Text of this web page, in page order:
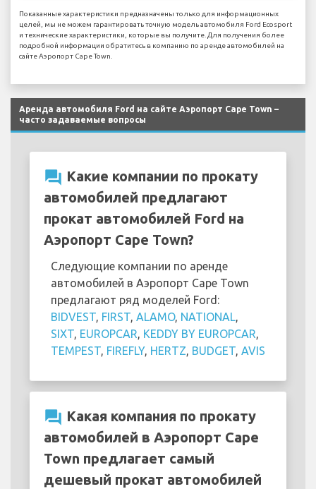
Показанные характеристики предназначены только для информационных
целей, мы не можем гарантировать точную модель автомобиля Ford Ecosport
и технические характеристики, которые вы получите. Для получения более
подробной информации обратитесь в компанию по аренде автомобилей на
сайте Аэропорт Cape Town.
Аренда автомобиля Ford на сайте Аэропорт Cape Town –
часто задаваемые вопросы
question_answer Какие компании по прокату
автомобилей предлагают
прокат автомобилей Ford на
Аэропорт Cape Town?
Следующие компании по аренде
автомобилей в Аэропорт Cape Town
предлагают ряд моделей Ford:
BIDVEST, FIRST, ALAMO, NATIONAL,
SIXT, EUROPCAR, KEDDY BY EUROPCAR,
TEMPEST, FIREFLY, HERTZ, BUDGET, AVIS
question_answer Какая компания по прокату
автомобилей в Аэропорт Cape
Town предлагает самый
дешевый прокат автомобилей